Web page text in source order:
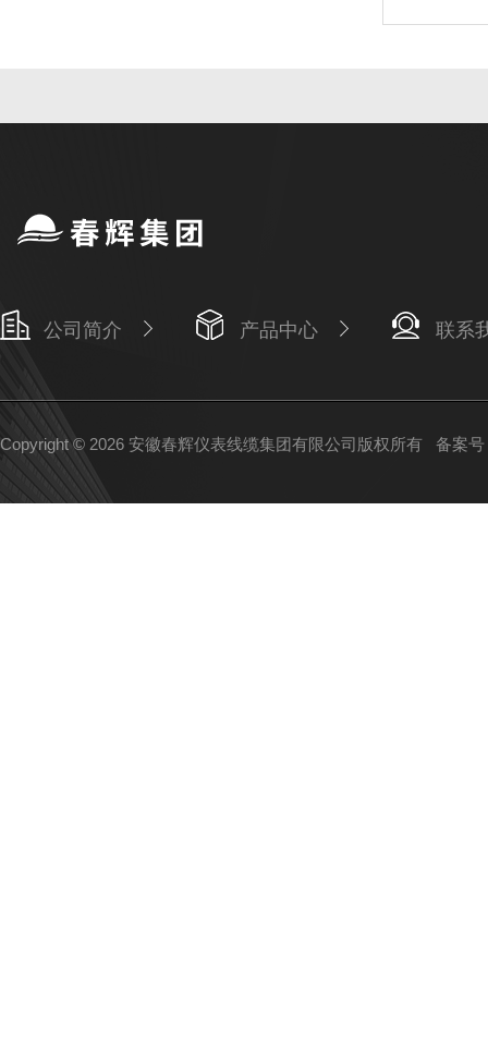
公司简介 产品中心 联系
Copyright © 2026 安徽春辉仪表线缆集团有限公司版权所有 备案号